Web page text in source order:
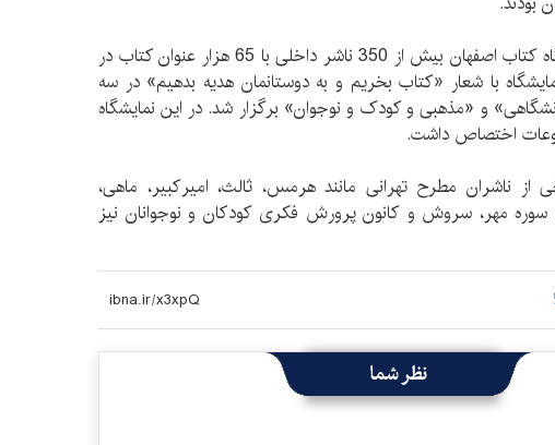
در نهمین دوره نمایشگاه کتاب اصفهان بیش از 350 ناشر داخلی با 65 هزار عنوان کتاب در
با شعار «كتاب بخريم و به دوستانمان هديه بدهيم» در سه
و «مذهبی و کودک و نوجوان» برگزار شد. در این نمایشگاه
اختصاص داشت.
از ناشران مطرح تهرانی مانند هرمس، ثالث، اميركبير، ماهی،
مهر، سروش و كانون پرورش فكری كودكان و نوجوانان نیز
نظر شما